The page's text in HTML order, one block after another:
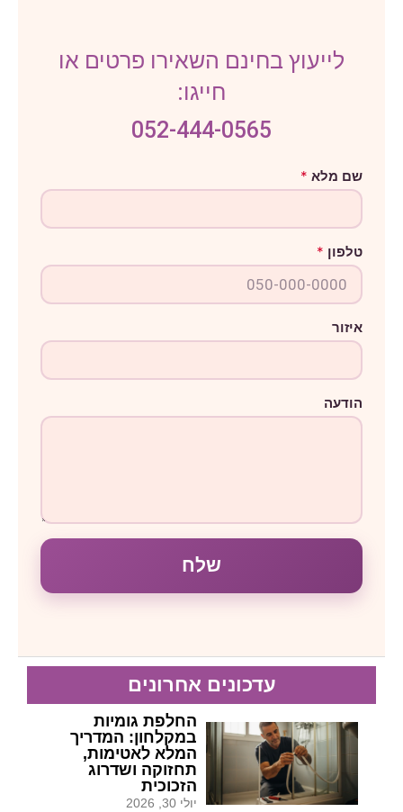
לייעוץ בחינם השאירו פרטים או
חייגו:
052-444-0565
ש
ם
פ
ן
ה
ד
ה
שם מלא *
טלפון *
איזור
הודעה
שלח
עדכונים אחרונים
החלפת גומיות
במקלחון: המדריך
המלא לאטימות,
תחזוקה ושדרוג
הזכוכית
יולי 30, 2026